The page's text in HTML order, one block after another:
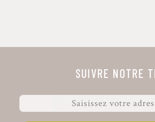
SUIVRE NOTRE